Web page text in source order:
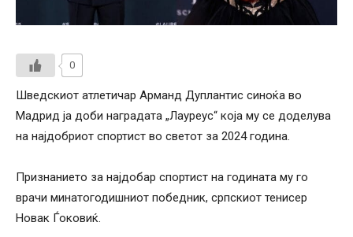
0
Шведскиот атлетичар Арманд Дуплантис синоќа во
Мадрид ја доби наградата „Лауреус“ која му се доделува
на најдобриот спортист во светот за 2024 година.
Признанието за најдобар спортист на годината му го
врачи минатогодишниот победник, српскиот тенисер
Новак Ѓоковиќ.